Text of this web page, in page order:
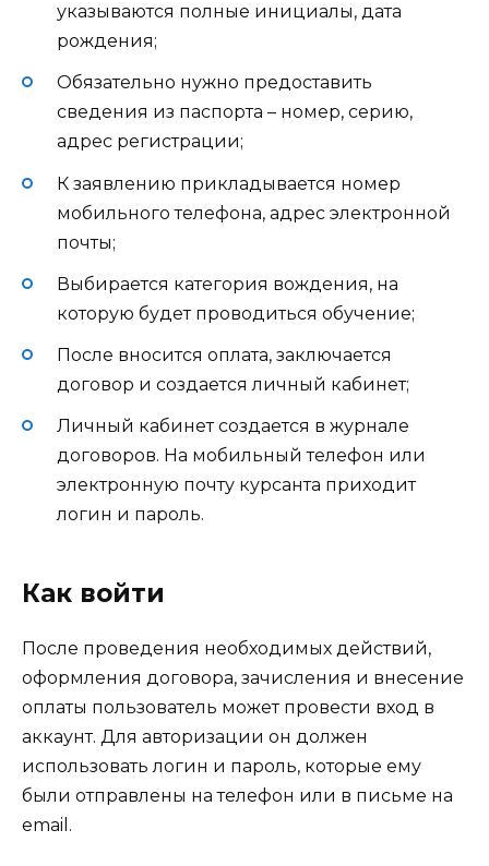
указываются полные инициалы, дата
рождения;
Обязательно нужно предоставить
сведения из паспорта – номер, серию,
адрес регистрации;
К заявлению прикладывается номер
мобильного телефона, адрес электронной
почты;
Выбирается категория вождения, на
которую будет проводиться обучение;
После вносится оплата, заключается
договор и создается личный кабинет;
Личный кабинет создается в журнале
договоров. На мобильный телефон или
электронную почту курсанта приходит
логин и пароль.
Как войти
После проведения необходимых действий,
оформления договора, зачисления и внесение
оплаты пользователь может провести вход в
аккаунт. Для авторизации он должен
использовать логин и пароль, которые ему
были отправлены на телефон или в письме на
email.